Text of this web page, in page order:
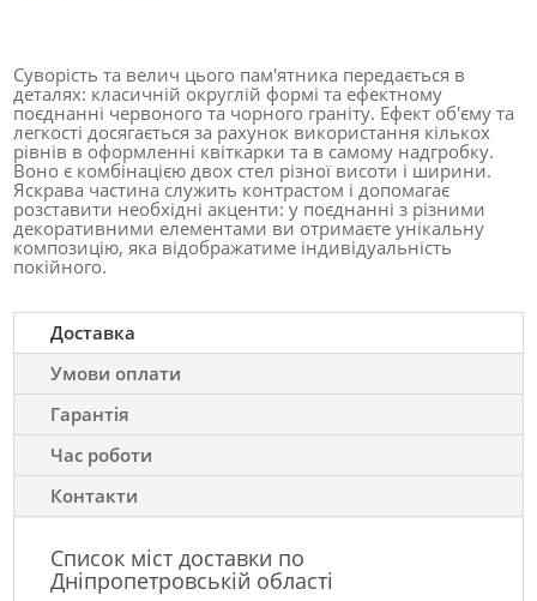
Суворість та велич цього пам'ятника передається в
деталях: класичній округлій формі та ефектному
поєднанні червоного та чорного граніту. Ефект об'єму та
легкості досягається за рахунок використання кількох
рівнів в оформленні квіткарки та в самому надгробку.
Воно є комбінацією двох стел різної висоти і ширини.
Яскрава частина служить контрастом і допомагає
розставити необхідні акценти: у поєднанні з різними
декоративними елементами ви отримаєте унікальну
композицію, яка відображатиме індивідуальність
покійного.
Доставка
Умови оплати
Гарантія
Час роботи
Контакти
Список міст доставки по
Дніпропетровській області